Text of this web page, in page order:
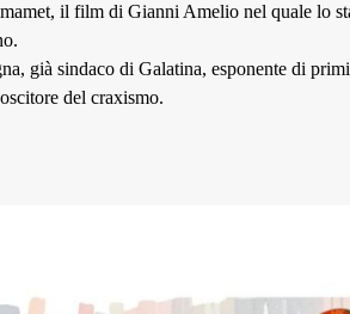
il film di Gianni Amelio nel quale lo
già sindaco di Galatina, esponente di
del craxismo.